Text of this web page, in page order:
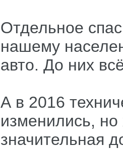
Отдельное
нашему
авто. До них
А в 2016
изменились,
значительная